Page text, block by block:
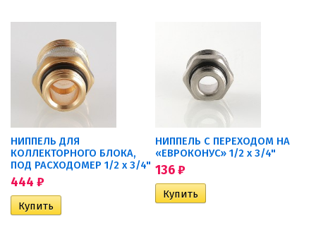
НИППЕЛЬ ДЛЯ
КОЛЛЕКТОРНОГО БЛОКА,
ПОД РАСХОДОМЕР 1/2 х 3/4"
444 ₽
НИППЕЛЬ С ПЕРЕХОДОМ НА
«ЕВРОКОНУС» 1/2 х 3/4"
136₽